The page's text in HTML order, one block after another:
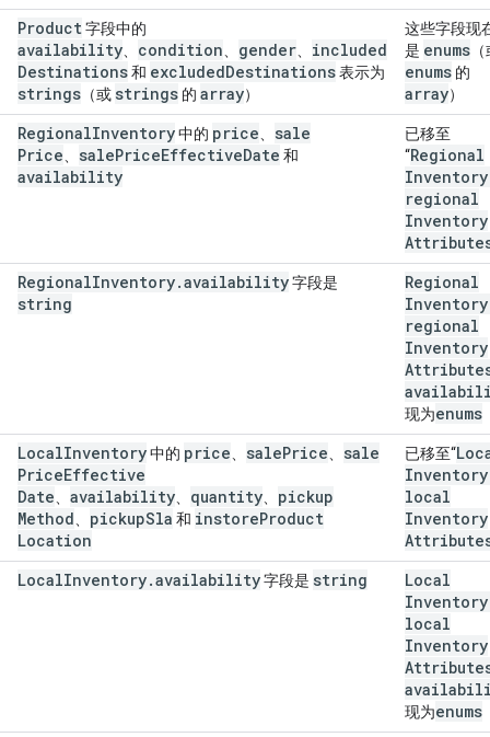
Product字段中的
availability condition gender
included
Destinations和 excludedDestinations表示为
strings （或 strings 的 array）
这些字段现
是 enums
enums 的
array）
RegionalInventory中的 price
sale
Price
salePriceEffectiveDate 和
availability
已移至
“Regional
Inventory
regional
Inventory
RegionalInventory.availability字段是
string
Regional
Inventory
regional
Inventory
现为enums
LocalInventory中的 price salePrice
sale
PriceEffective
Date
availability quantity
pickup
Method
pickupSla 和 instoreProduct
Location
已移至“
Inventory
local
Inventory
LocalInventory.availability字段是 string
Local
Inventory
local
Inventory
现为enums